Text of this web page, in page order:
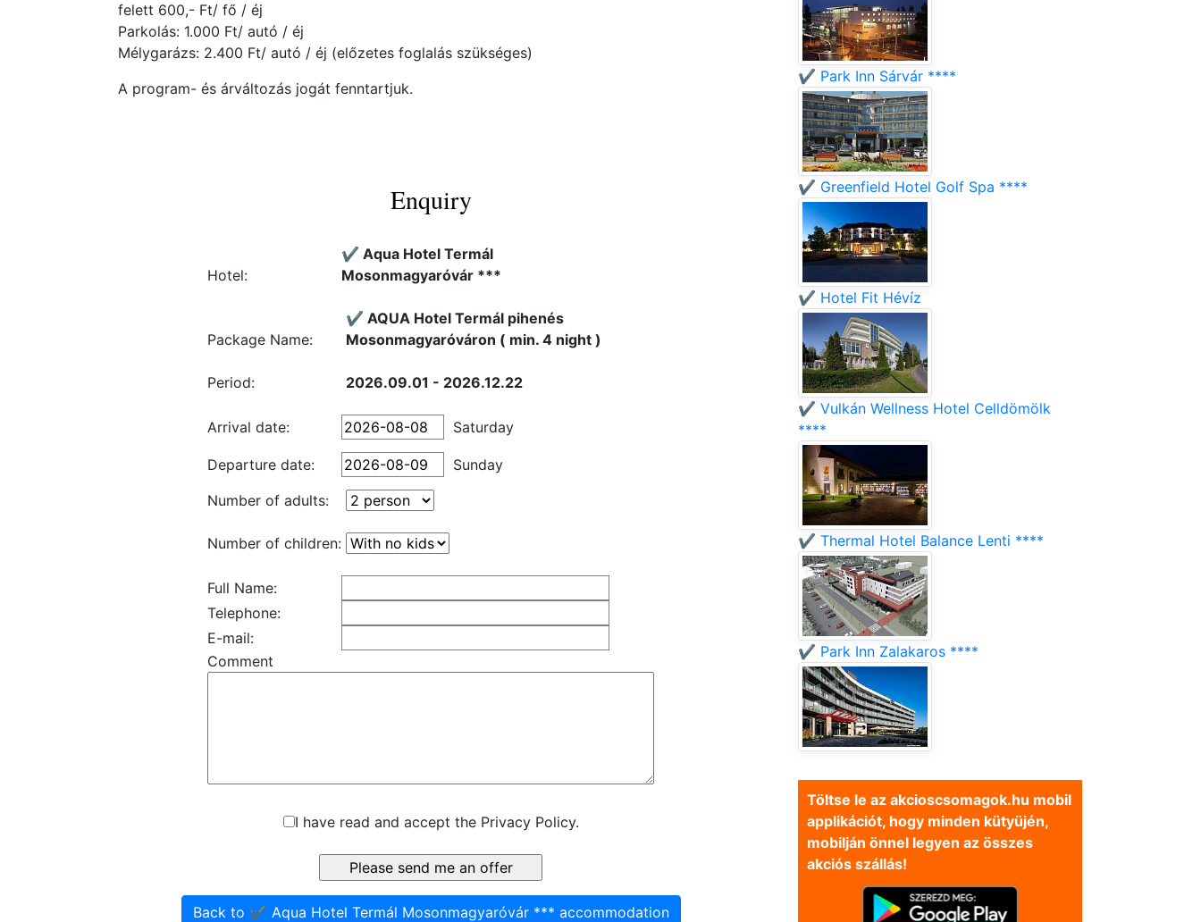
felett 600,- Ft/ fő / éj
Parkolás: 1.000 Ft/ autó / éj
Mélygarázs: 2.400 Ft/ autó / éj (előzetes foglalás szükséges)
A program- és árváltozás jogát fenntartjuk.
Enquiry
Hotel:
✔️ Aqua Hotel Termál
Mosonmagyaróvár ***
Package Name:
✔️ AQUA Hotel Termál pihenés
Mosonmagyaróváron ( min. 4 night )
Period: 2026.09.01 - 2026.12.22
Arrival date: Saturday
Departure date:
Sunday
Number of adults:
Number of children:
Full Name:
Telephone:
E-mail:
Comment
I have read and accept the Privacy Policy.
Back to ✔️ Aqua Hotel Termál Mosonmagyaróvár *** accommodation
✔️ Park Inn Sárvár ****
✔️ Greenfield Hotel Golf Spa ****
✔️ Hotel Fit Hévíz
✔️ Vulkán Wellness Hotel Celldömölk
****
✔️ Thermal Hotel Balance Lenti ****
✔️ Park Inn Zalakaros ****
Töltse le az akcioscsomagok.hu mobil
applikációt, hogy minden kütyüjén,
mobilján önnel legyen az összes
akciós szállás!